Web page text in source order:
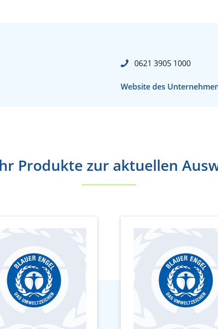
0621 3905 1000
Website des
Produkte zur aktuellen